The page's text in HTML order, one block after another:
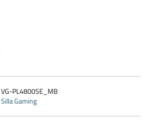
VG-PL4800SE_MB
Silla Gaming